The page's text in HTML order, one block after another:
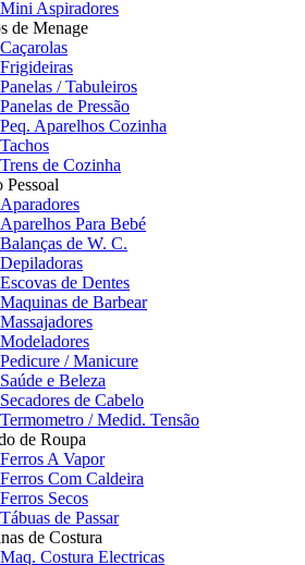
Mini Aspiradores
de Menage
Caçarolas
Frigideiras
Panelas / Tabuleiros
Panelas de Pressão
Peq. Aparelhos Cozinha
Tachos
Trens de Cozinha
Pessoal
Aparadores
Aparelhos Para Bebé
Balanças de W. C.
Depiladoras
Escovas de Dentes
Maquinas de Barbear
Massajadores
Modeladores
Pedicure / Manicure
Saúde e Beleza
Secadores de Cabelo
Termometro / Medid. Tensão
de Roupa
Ferros A Vapor
Ferros Com Caldeira
Ferros Secos
Tábuas de Passar
de Costura
Maq. Costura Electricas